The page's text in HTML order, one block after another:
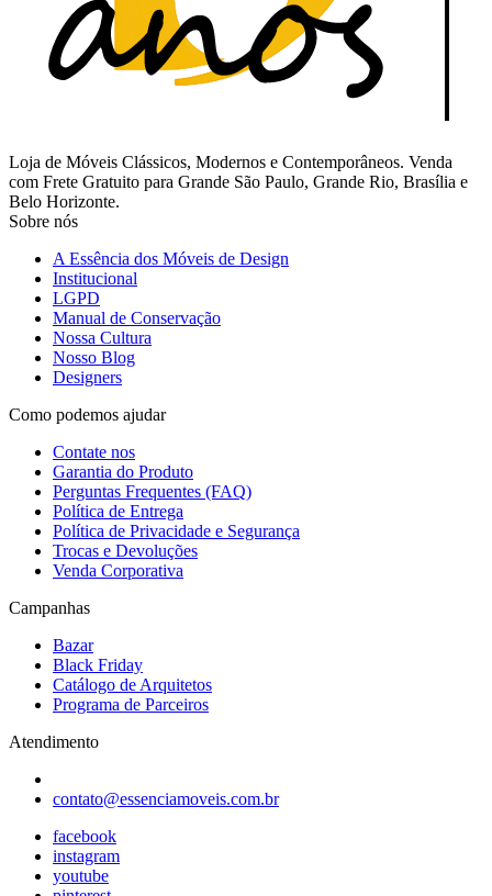
Loja de Móveis Clássicos, Modernos e Contemporâneos. Venda
com Frete Gratuito para Grande São Paulo, Grande Rio, Brasília e
Belo Horizonte.
Sobre nós
A Essência dos Móveis de Design
Institucional
LGPD
Manual de Conservação
Nossa Cultura
Nosso Blog
Designers
Como podemos ajudar
Contate nos
Garantia do Produto
Perguntas Frequentes (FAQ)
Política de Entrega
Política de Privacidade e Segurança
Trocas e Devoluções
Venda Corporativa
Campanhas
Bazar
Black Friday
Catálogo de Arquitetos
Programa de Parceiros
Atendimento
contato@essenciamoveis.com.br
facebook
instagram
youtube